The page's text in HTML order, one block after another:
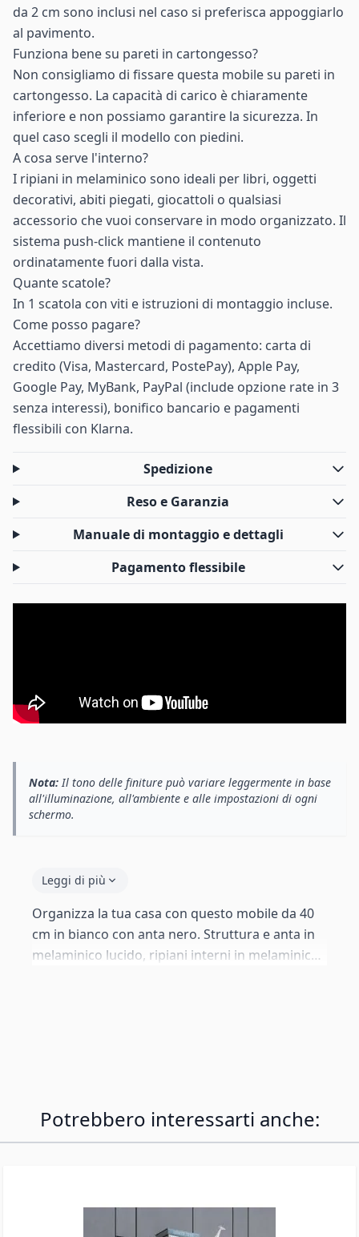
da 2 cm sono inclusi nel caso si preferisca appoggiarlo
al pavimento.
Funziona bene su pareti in cartongesso?
Non consigliamo di fissare questa mobile su pareti in
cartongesso. La capacità di carico è chiaramente
inferiore e non possiamo garantire la sicurezza. In
quel caso scegli il modello con piedini.
A cosa serve l'interno?
I ripiani in melaminico sono ideali per libri, oggetti
decorativi, abiti piegati, giocattoli o qualsiasi
accessorio che vuoi conservare in modo organizzato. Il
sistema push-click mantiene il contenuto
ordinatamente fuori dalla vista.
Quante scatole?
In 1 scatola con viti e istruzioni di montaggio incluse.
Come posso pagare?
Accettiamo diversi metodi di pagamento: carta di
credito (Visa, Mastercard, PostePay), Apple Pay,
Google Pay, MyBank, PayPal (include opzione rate in 3
senza interessi), bonifico bancario e pagamenti
flessibili con Klarna.
Spedizione
Reso e Garanzia
Manuale di montaggio e dettagli
Pagamento flessibile
Nota:Il tono delle finiture può variare leggermente in base
all'illuminazione, all'ambiente e alle impostazioni di ogni
schermo.
Leggi di più
Organizza la tua casa con questo mobile da 40
cm in bianco con anta nero. Struttura e anta in
melaminico lucido, ripiani interni in melaminico.
Potrebbero interessarti anche: